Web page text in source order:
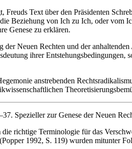
Freuds Text über den Präsidenten
Beziehung von Ich zu Ich, oder vom
Genese zu erklären.
der Neuen Rechten und der
ihrer
anstrebenden
Spezieller zur Genese der Neuen
richtige Terminologie für das
1992, S. 119) wurden mitunter